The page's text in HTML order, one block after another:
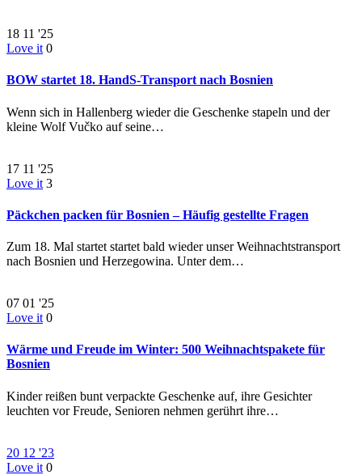
18 11 '25
Love it 0
BOW startet 18. HandS-Transport nach Bosnien
Wenn sich in Hallenberg wieder die Geschenke stapeln und der
kleine Wolf Vučko auf seine…
17 11 '25
Love it 3
Päckchen packen für Bosnien – Häufig gestellte Fragen
Zum 18. Mal startet startet bald wieder unser Weihnachtstransport
nach Bosnien und Herzegowina. Unter dem…
07 01 '25
Love it 0
Wärme und Freude im Winter: 500 Weihnachtspakete für
Bosnien
Kinder reißen bunt verpackte Geschenke auf, ihre Gesichter
leuchten vor Freude, Senioren nehmen gerührt ihre…
20 12 '23
Love it 0